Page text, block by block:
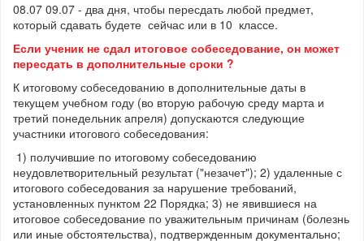
08.07 09.07 - два дня, чтобы пересдать любой предмет,
который сдавать будете сейчас или в 10 классе.
Если ученик не сдал итоговое собеседование, он может
пересдать в дополнительные сроки ?
К итоговому собеседованию в дополнительные даты в
текущем учебном году (во вторую рабочую среду марта и
третий понедельник апреля) допускаются следующие
участники итогового собеседования:
1) получившие по итоговому собеседованию
неудовлетворительный результат ("незачет"); 2) удаленные с
итогового собеседования за нарушение требований,
установленных пунктом 22 Порядка; 3) не явившиеся на
итоговое собеседование по уважительным причинам (болезнь
или иные обстоятельства), подтвержденным документально;